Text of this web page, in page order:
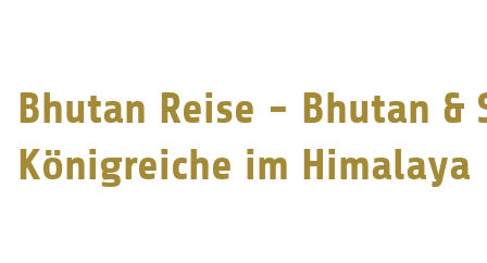
Bhutan Reise - Bhutan &
Königreiche im Himalaya